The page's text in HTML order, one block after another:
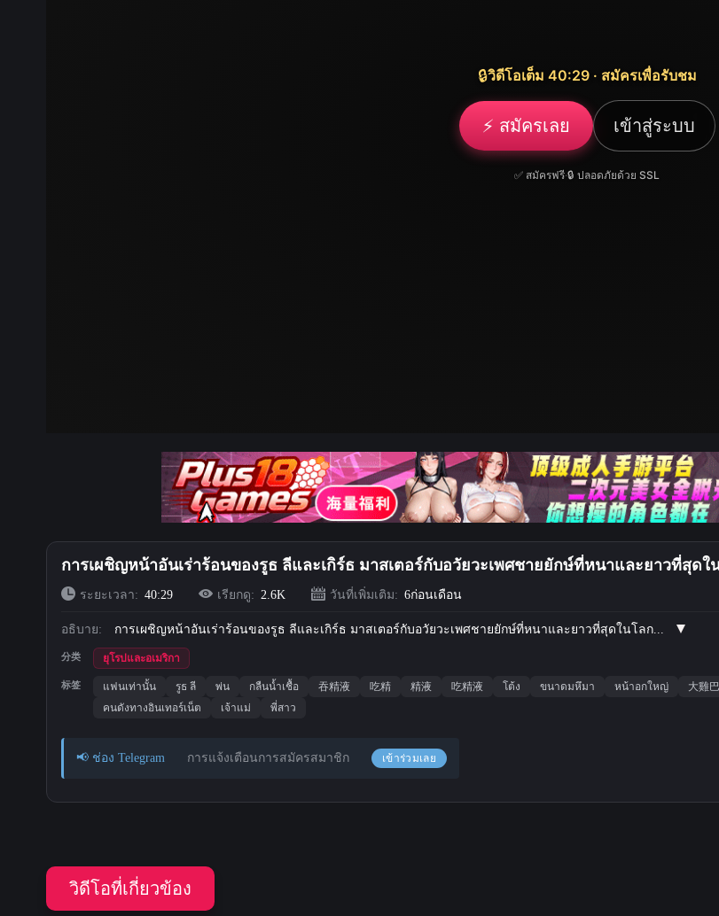
🔒วิดีโอเต็ม 40:29 · สมัครเพื่อรับชม
⚡ สมัครเลย เข้าสู่ระบบ
✅ สมัครฟรี·🔒 ปลอดภัยด้วย SSL
การเผชิญหน้าอันเร่าร้อนของรูธ ลีและเกิร์ธ มาสเตอร์กับอวัยวะเพศชายยักษ์ที่หนาและยาวที่สุดใ
ระยะเวลา: 40:29 เรียกดู: 2.6K วันที่เพิ่มเติม: 6ก่อนเดือน
อธิบาย: การเผชิญหน้าอันเร่าร้อนของรูธ ลีและเกิร์ธ มาสเตอร์กับอวัยวะเพศชายยักษ์ที่หนาและยาวที่สุดในโลก...
分类 ยุโรปและอเมริกา
标签 แฟนเท่านั้น รูธ ลี พ่น กลืนน้ำเชื้อ 吞精液 吃精 精液 吃精液 โต้ง ขนาดมหึมา หน้าอกใหญ่ 大雞巴
คนดังทางอินเทอร์เน็ต
เจ้าแม่ พี่สาว
📢 ช่อง Telegram การแจ้งเตือนการสมัครสมาชิก เข้าร่วมเลย
วิดีโอที่เกี่ยวข้อง